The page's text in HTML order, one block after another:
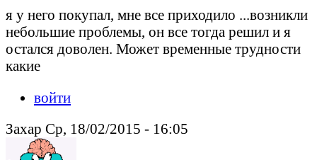
я у него покупал, мне все приходило ...возникли
небольшие проблемы, он все тогда решил и я
остался доволен. Может временные трудности
какие
войти
Захар Ср, 18/02/2015 - 16:05